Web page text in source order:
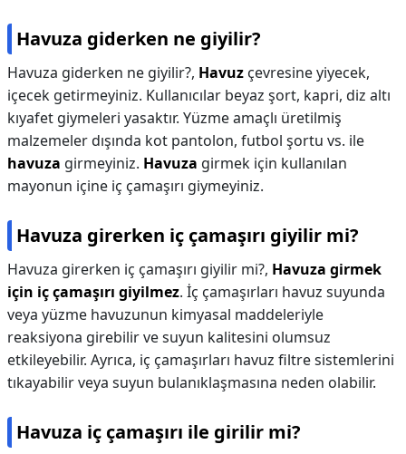
Havuza giderken ne giyilir?
Havuza giderken ne giyilir?, Havuz çevresine yiyecek,
içecek getirmeyiniz. Kullanıcılar beyaz şort, kapri, diz altı
kıyafet giymeleri yasaktır. Yüzme amaçlı üretilmiş
malzemeler dışında kot pantolon, futbol şortu vs. ile
havuza girmeyiniz. Havuza girmek için kullanılan
mayonun içine iç çamaşırı giymeyiniz.
Havuza girerken iç çamaşırı giyilir mi?
Havuza girerken iç çamaşırı giyilir mi?, Havuza girmek
için iç çamaşırı giyilmez. İç çamaşırları havuz suyunda
veya yüzme havuzunun kimyasal maddeleriyle
reaksiyona girebilir ve suyun kalitesini olumsuz
etkileyebilir. Ayrıca, iç çamaşırları havuz filtre sistemlerini
tıkayabilir veya suyun bulanıklaşmasına neden olabilir.
Havuza iç çamaşırı ile girilir mi?